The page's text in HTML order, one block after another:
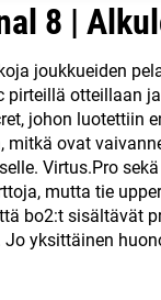
8 |
joukkueiden
otteillaan
johon luotettiin
ovat
Virtus.Pro
mutta tie
bo2:t sisältävät
yksittäinen